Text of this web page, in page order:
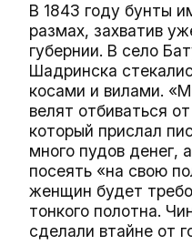
В 1843 году бунты
размах, захватив
губернии. В село
Шадринска
косами и вилами.
велят отбиваться
который прислал
много пудов денег,
посеять «на свою
женщин будет
тонкого полотна.
сделали втайне от